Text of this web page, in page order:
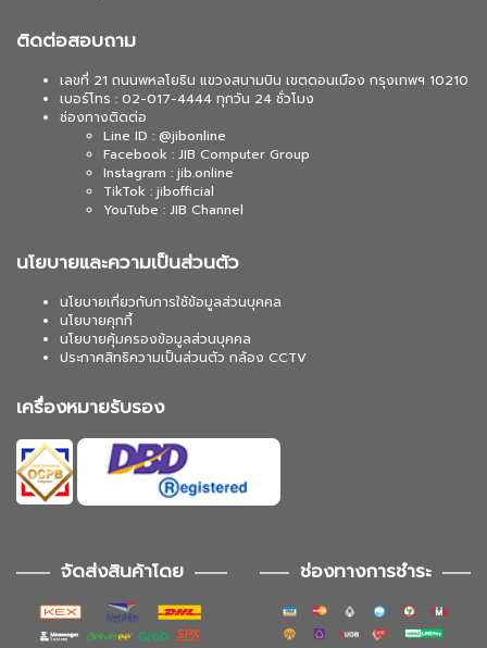
ติดต่อสอบถาม
เลขที่ 21 ถนนพหลโยธิน แขวงสนามบิน เขตดอนเมือง กรุงเทพฯ 10210
เบอร์โทร : 02-017-4444 ทุกวัน 24 ชั่วโมง
ช่องทางติดต่อ
Line ID : @jibonline
Facebook : JIB Computer Group
Instagram : jib.online
TikTok : jibofficial
YouTube : JIB Channel
นโยบายและความเป็นส่วนตัว
นโยบายเกี่ยวกับการใช้ข้อมูลส่วนบุคคล
นโยบายคุกกี้
นโยบายคุ้มครองข้อมูลส่วนบุคคล
ประกาศสิทธิความเป็นส่วนตัว กล้อง CCTV
เครื่องหมายรับรอง
จัดส่งสินค้าโดย ช่องทางการชำระ